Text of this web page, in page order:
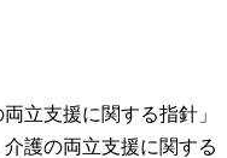
立支援に関する指針」
護の両立支援に関する